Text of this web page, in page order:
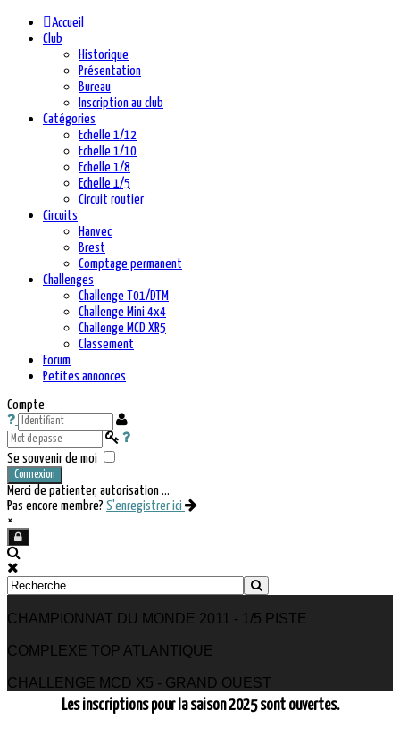
Accueil
Club
Historique
Présentation
Bureau
Inscription au club
Catégories
Echelle 1/12
Echelle 1/10
Echelle 1/8
Echelle 1/5
Circuit routier
Circuits
Hanvec
Brest
Comptage permanent
Challenges
Challenge T01/DTM
Challenge Mini 4x4
Challenge MCD XR5
Classement
Forum
Petites annonces
Compte
Se souvenir de moi
Connexion
Merci de patienter, autorisation ...
Pas encore membre? S'enregistrer ici
×
CHAMPIONNAT DU MONDE 2011 - 1/5 PISTE
COMPLEXE TOP ATLANTIQUE
CHALLENGE MCD X5 - GRAND OUEST
Les inscriptions pour la saison 2025 sont ouvertes.
précédente
précédent
suivante
suivant